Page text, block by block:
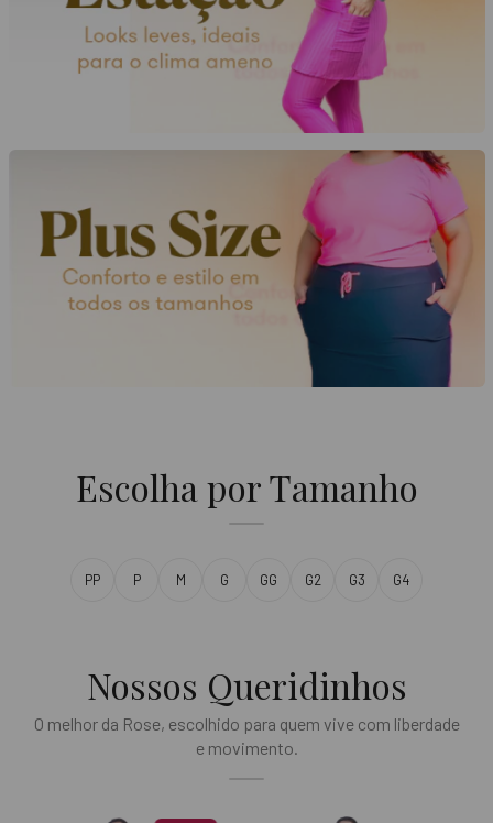
Escolha por Tamanho
PP P M G GG G2 G3 G4
Nossos Queridinhos
O melhor da Rose, escolhido para quem vive com liberdade
e movimento.